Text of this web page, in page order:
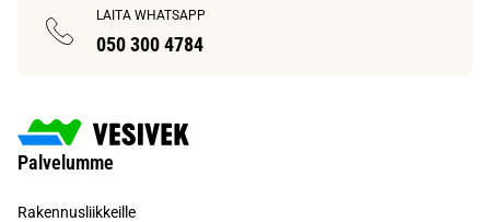
LAITA WHATSAPP
050 300 4784
Palvelumme
Rakennusliikkeille